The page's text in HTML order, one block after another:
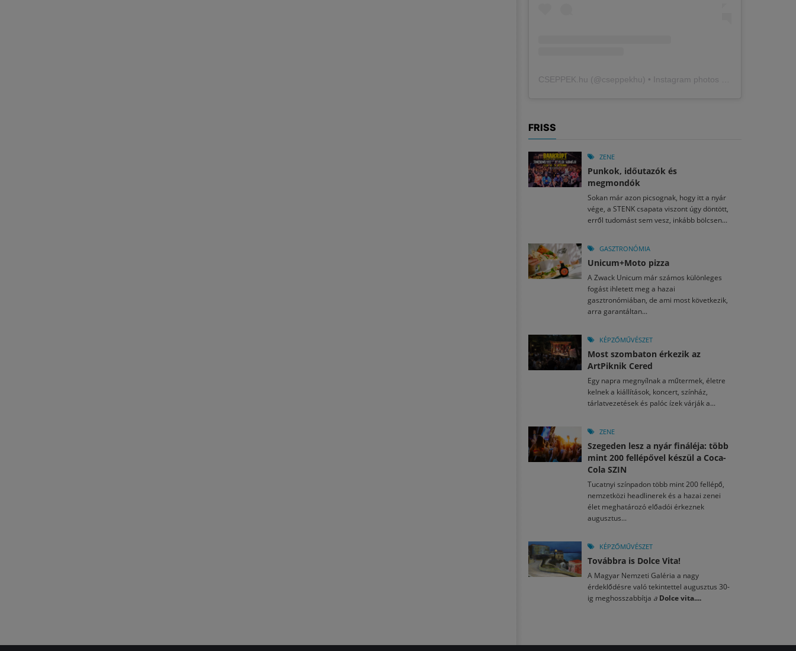
CSEPPEK.hu (@cseppekhu ) • Instagram photos and videos
FRISS
ZENE
Punkok, időutazók és
megmondók
Sokan már azon picsognak, hogy itt a nyár
vége, a STENK csapata viszont úgy döntött,
erről tudomást sem vesz, inkább bölcsen...
GASZTRONÓMIA
Unicum+Moto pizza
A Zwack Unicum már számos különleges
fogást ihletett meg a hazai
gasztronómiában, de ami most következik,
arra garantáltan...
KÉPZŐMŰVÉSZET
Most szombaton érkezik az
ArtPiknik Cered
Egy napra megnyílnak a műtermek, életre
kelnek a kiállítások, koncert, színház,
tárlatvezetések és palóc ízek várják a...
ZENE
Szegeden lesz a nyár fináléja: több
mint 200 fellépővel készül a Coca-
Cola SZIN
Tucatnyi színpadon több mint 200 fellépő,
nemzetközi headlinerek és a hazai zenei
élet meghatározó előadói érkeznek
augusztus...
KÉPZŐMŰVÉSZET
Továbbra is Dolce Vita!
A Magyar Nemzeti Galéria a nagy
érdeklődésre való tekintettel augusztus 30-
ig meghosszabbítja a Dolce vita....